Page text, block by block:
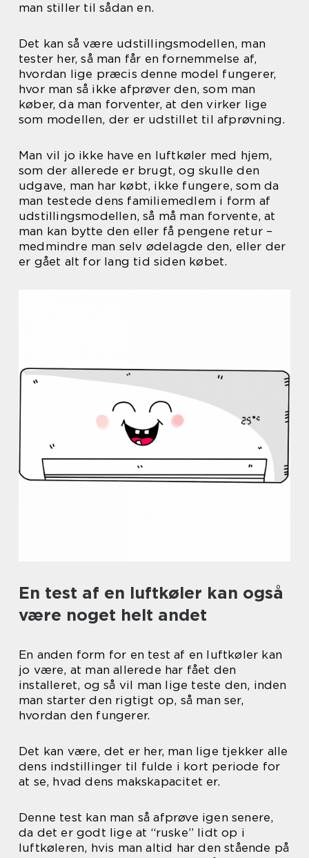
man stiller til sådan en.
Det kan så være udstillingsmodellen, man
tester her, så man får en fornemmelse af,
hvordan lige præcis denne model fungerer,
hvor man så ikke afprøver den, som man
køber, da man forventer, at den virker lige
som modellen, der er udstillet til afprøvning.
Man vil jo ikke have en luftkøler med hjem,
som der allerede er brugt, og skulle den
udgave, man har købt, ikke fungere, som da
man testede dens familiemedlem i form af
udstillingsmodellen, så må man forvente, at
man kan bytte den eller få pengene retur –
medmindre man selv ødelagde den, eller der
er gået alt for lang tid siden købet.
En test af en luftkøler kan også
være noget helt andet
En anden form for en test af en luftkøler kan
jo være, at man allerede har fået den
installeret, og så vil man lige teste den, inden
man starter den rigtigt op, så man ser,
hvordan den fungerer.
Det kan være, det er her, man lige tjekker alle
dens indstillinger til fulde i kort periode for
at se, hvad dens makskapacitet er.
Denne test kan man så afprøve igen senere,
da det er godt lige at “ruske” lidt op i
luftkøleren, hvis man altid har den stående på